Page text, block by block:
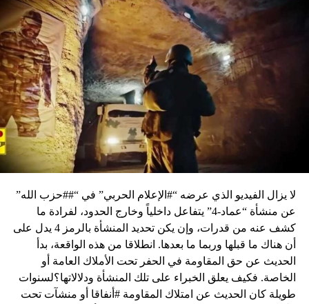
لا يزال الفيديو الذي عرضه “#الإعلام الحربي” في “##حزب الله”
عن منشأة “عماد-4” يتفاعل داخلياً وخارج الحدود، لفرادة ما
كشف عنه من قدرات، وإن يكن تحديد المنشأة بالرمز 4 يدل على
أن هناك ما قبلها وربما ما بعدها. انطلاقا من هذه الواقعة، بدأ
الحديث عن حق المقاومة في الحفر تحت الأملاك العامة أو
الخاصة. فكيف يعلق الخبراء على تلك المنشأة ودلالاتها؟لسنوات
طويلة كان الحديث عن امتلاك المقاومة #أنفاقا أو منشآت تحت